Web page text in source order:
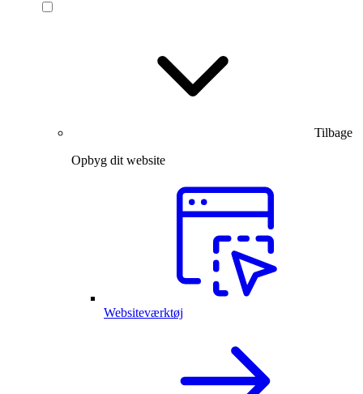
Tilbage
Opbyg dit website
Websiteværktøj